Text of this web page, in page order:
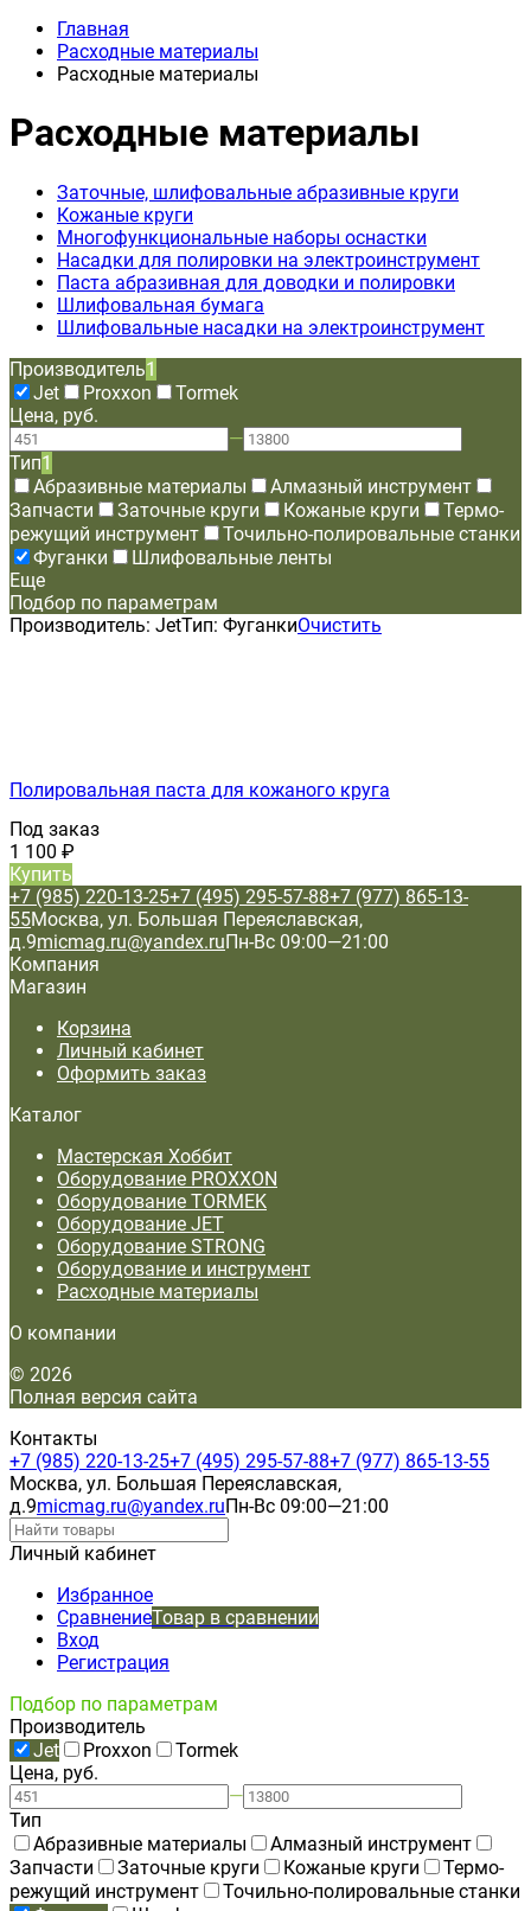
Главная
Расходные материалы
Расходные материалы
Расходные материалы
Заточные, шлифовальные абразивные круги
Кожаные круги
Многофункциональные наборы оснастки
Насадки для полировки на электроинструмент
Паста абразивная для доводки и полировки
Шлифовальная бумага
Шлифовальные насадки на электроинструмент
Производитель1
Jet
Proxxon
Tormek
Цена, руб.
—
Тип1
Абразивные материалы
Алмазный инструмент
Запчасти
Заточные круги Кожаные круги
Термо-
режущий инструмент
Точильно-полировальные станки
Фуганки
Шлифовальные ленты
Еще
Подбор по параметрам
Производитель: JetТип: ФуганкиОчистить
Полировальная паста для кожаного круга
Под заказ
1 100 ₽
Купить
+7 (985) 220-13-25+7 (495) 295-57-88+7 (977) 865-13-
55Москва, ул. Большая Переяславская,
д.9micmag.ru@yandex.ruПн-Вс 09:00—21:00
Компания
Магазин
Корзина
Личный кабинет
Оформить заказ
Каталог
Мастерская Хоббит
Оборудование PROXXON
Оборудование TORMEK
Оборудование JET
Оборудование STRONG
Оборудование и инструмент
Расходные материалы
О компании
© 2026
Полная версия сайта
Контакты
+7 (985) 220-13-25+7 (495) 295-57-88+7 (977) 865-13-55
Москва, ул. Большая Переяславская,
д.9micmag.ru@yandex.ruПн-Вс 09:00—21:00
Личный кабинет
Избранное
СравнениеТовар в сравнении
Вход
Регистрация
Подбор по параметрам
Производитель
Jet
Proxxon
Tormek
Цена, руб.
—
Тип
Абразивные материалы
Алмазный инструмент
Запчасти
Заточные круги Кожаные круги
Термо-
режущий инструмент
Точильно-полировальные станки